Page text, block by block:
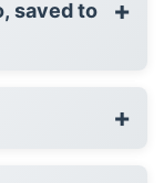
saved to
+
+